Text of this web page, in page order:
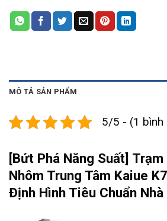
MÔ TẢ SẢN PHẨM
5/5 - (1 bình
[Bứt Phá Năng Suất] Trạm
Nhôm Trung Tâm Kaiue
Định Hình Tiêu Chuẩn